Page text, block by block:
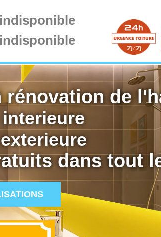
indisponible
indisponible
rénovation de
dans tout